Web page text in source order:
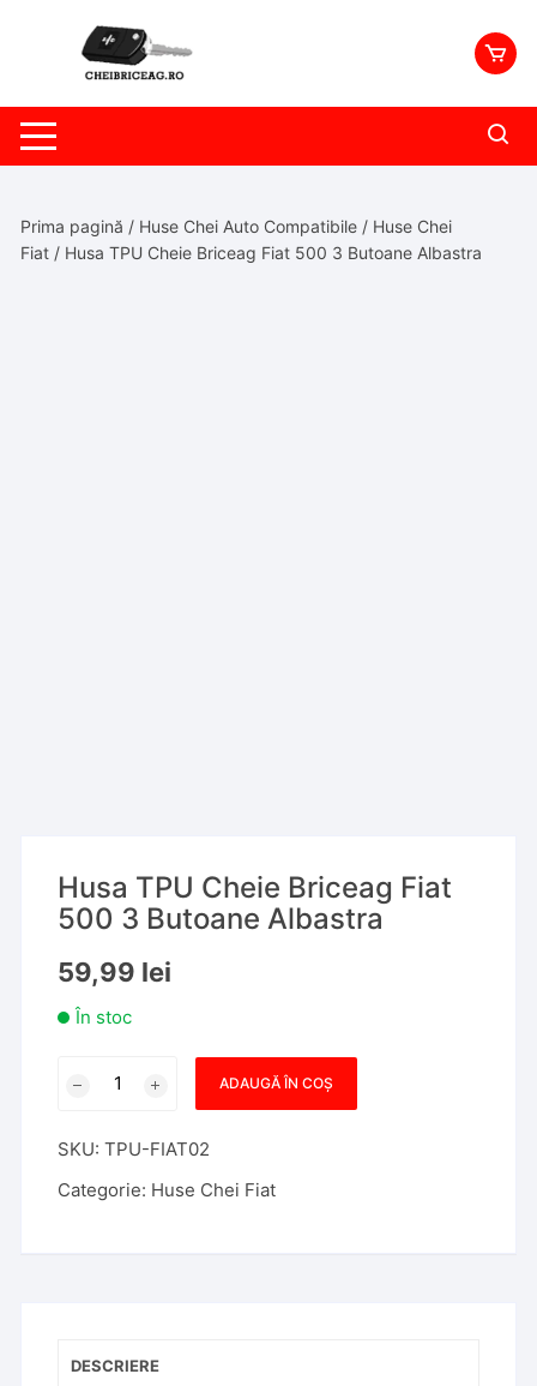
Prima pagină / Huse Chei Auto Compatibile / Huse Chei
Fiat / Husa TPU Cheie Briceag Fiat 500 3 Butoane Albastra
Husa TPU Cheie Briceag Fiat
500 3 Butoane Albastra
59,99 lei
În stoc
Cheie
Briceag
ADAUGĂ ÎN COȘ
SKU:TPU-FIAT02
Categorie: Huse Chei Fiat
DESCRIERE